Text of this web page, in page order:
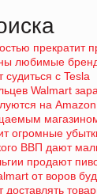
прекратит
любимые
судиться с Tesla
Walmart
на
огромные
ВВП дают
продают
от воров
доставлять